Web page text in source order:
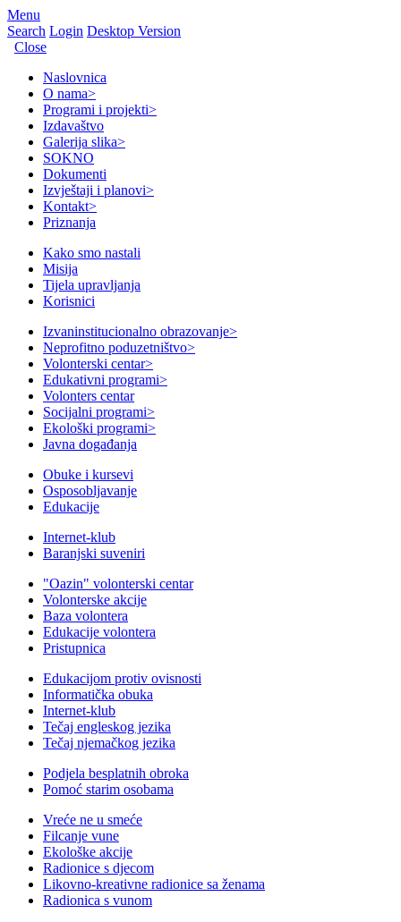
Menu
Search Login Desktop Version
Close
Naslovnica
O nama>
Programi i projekti>
Izdavaštvo
Galerija slika>
SOKNO
Dokumenti
Izvještaji i planovi>
Kontakt>
Priznanja
Kako smo nastali
Misija
Tijela upravljanja
Korisnici
Izvaninstitucionalno obrazovanje>
Neprofitno poduzetništvo>
Volonterski centar>
Edukativni programi>
Volonters centar
Socijalni programi>
Ekološki programi>
Javna događanja
Obuke i kursevi
Osposobljavanje
Edukacije
Internet-klub
Baranjski suveniri
"Oazin" volonterski centar
Volonterske akcije
Baza volontera
Edukacije volontera
Pristupnica
Edukacijom protiv ovisnosti
Informatička obuka
Internet-klub
Tečaj engleskog jezika
Tečaj njemačkog jezika
Podjela besplatnih obroka
Pomoć starim osobama
Vreće ne u smeće
Filcanje vune
Ekološke akcije
Radionice s djecom
Likovno-kreativne radionice sa ženama
Radionica s vunom